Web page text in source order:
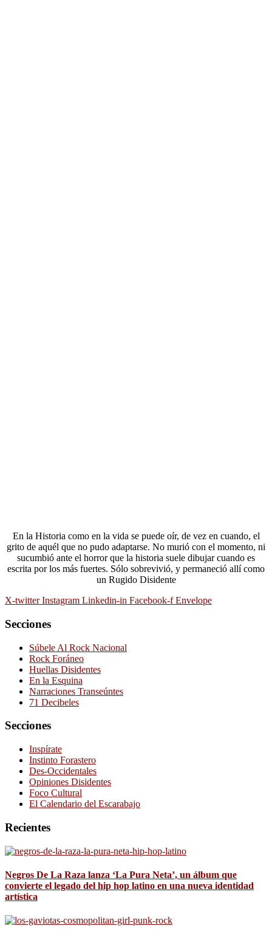
En la Historia como en la vida se puede oír, de vez en cuando, el
grito de aquél que no pudo adaptarse. No murió con el momento, ni
sucumbió ante el horror que la historia suele dibujar cuando es
escrita por los más fuertes. Sólo sobrevivió, y permaneció allí como
un Rugido Disidente
X-twitter Instagram Linkedin-in Facebook-f Envelope
Secciones
Súbele Al Rock Nacional
Rock Foráneo
Huellas Disidentes
En la Esquina
Narraciones Transeúntes
71 Decibeles
Secciones
Inspírate
Instinto Forastero
Des-Occidentales
Opiniones Disidentes
Foco Cultural
El Calendario del Escarabajo
Recientes
Negros De La Raza lanza ‘La Pura Neta’, un álbum que
convierte el legado del hip hop latino en una nueva identidad
artística